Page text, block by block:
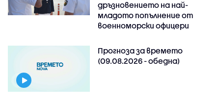
дръзновението на най-
младото попълнение от
военноморски офицери
Прогноза за времето
(09.08.2026 - обедна)